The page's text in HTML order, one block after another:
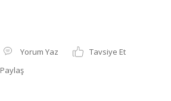
Yorum Yaz
Tavsiye Et
Paylaş